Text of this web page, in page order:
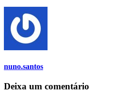
nuno.santos
Deixa um comentário